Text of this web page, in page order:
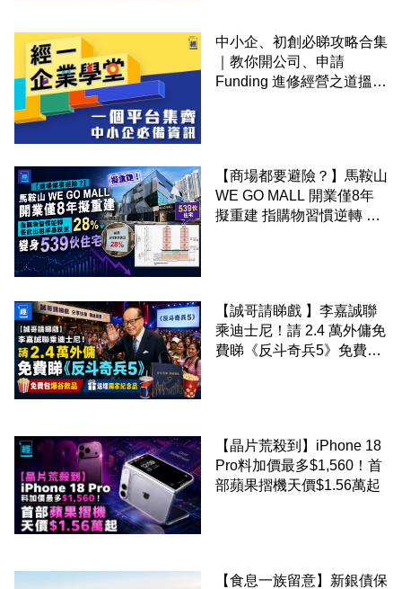
中小企、初創必睇攻略合集
｜教你開公司、申請
Funding 進修經營之道搵大
【商場都要避險？】馬鞍山
WE GO MALL 開業僅8年
擬重建 指購物習慣逆轉 餐
【誠哥請睇戲 】李嘉誠聯
乘迪士尼！請 2.4 萬外傭免
費睇《反斗奇兵5》免費包
【晶片荒殺到】iPhone 18
Pro料加價最多$1,560！首
部蘋果摺機天價$1.56萬起
【食息一族留意】新銀債保